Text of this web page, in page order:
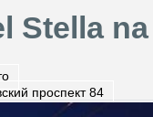
Stella
проспект 84